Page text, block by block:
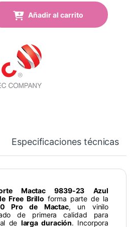
Free Scandinavian Blue Brillo
Añadir al carrito
Especificaciones técnicas
Mactac 9839-23 Azul
Free Brillo forma parte de la
Pro de Mactac, un vinilo
de primera calidad para
de larga duración. Incorpora